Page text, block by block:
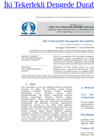
İki Tekerlekli Dengede